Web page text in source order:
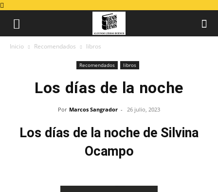
Inicio Recomendados libros
Recomendados libros
Los días de la noche
Por Marcos Sangrador - 26 julio, 2023
Los días de la noche de Silvina
Ocampo